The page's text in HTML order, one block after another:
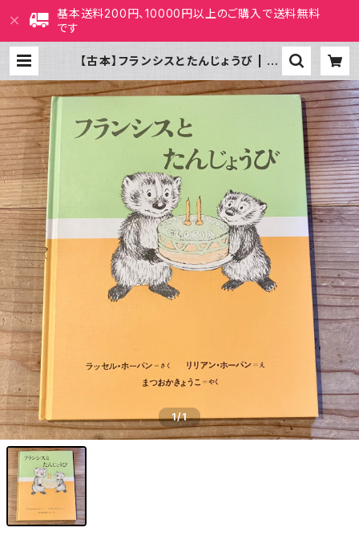
基本送料200円、10000円以上のご購入で送料無料
です
【古本】フランシスとたんじょうび | ホ
1/1